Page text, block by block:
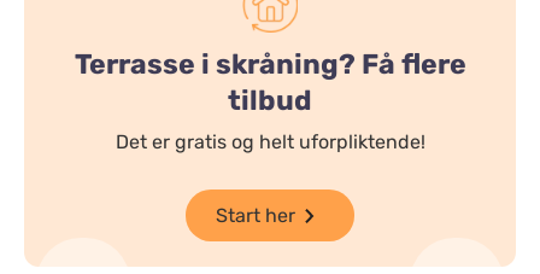
Terrasse i skråning? Få flere
tilbud
Det er gratis og helt uforpliktende!
Start her